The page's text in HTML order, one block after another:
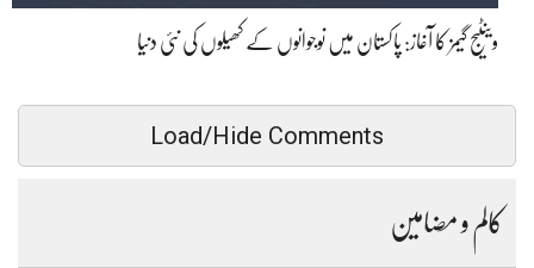
وینٹیج گیمز کا آغاز: پاکستان میں نوجوانوں کے کھیلوں کی نئی دنیا
Load/Hide Comments
کالم و مضامین